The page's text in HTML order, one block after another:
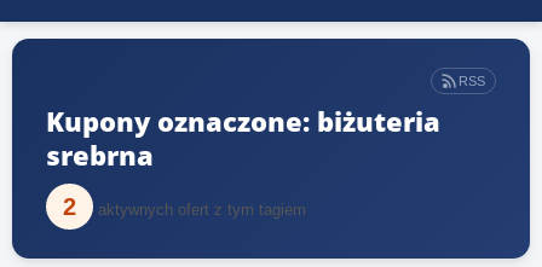
RSS
Kupony oznaczone: biżuteria
srebrna
2 aktywnych ofert z tym tagiem